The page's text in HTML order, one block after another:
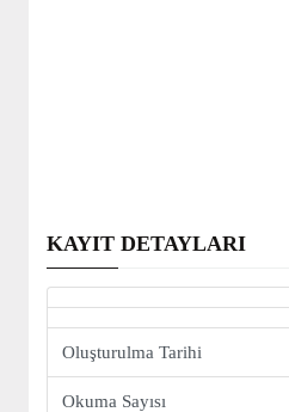
KAYIT DETAYLARI
Oluşturulma Tarihi
Okuma Sayısı